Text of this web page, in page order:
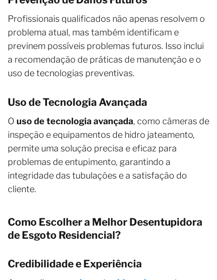
Profissionais qualificados não apenas resolvem o
problema atual, mas também identificam e
previnem possíveis problemas futuros. Isso inclui
a recomendação de práticas de manutenção e o
uso de tecnologias preventivas.
Uso de Tecnologia Avançada
O uso de tecnologia avançada, como câmeras de
inspeção e equipamentos de hidro jateamento,
permite uma solução precisa e eficaz para
problemas de entupimento, garantindo a
integridade das tubulações e a satisfação do
cliente.
Como Escolher a Melhor Desentupidora
de Esgoto Residencial?
Credibilidade e Experiência